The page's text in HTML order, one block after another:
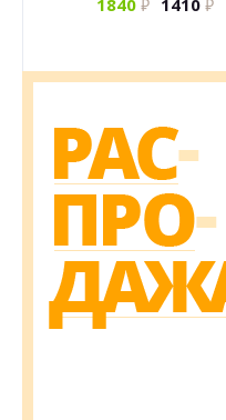
1840
1410